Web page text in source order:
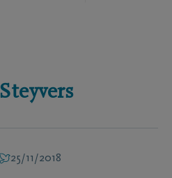
Steyvers
25/11/2018